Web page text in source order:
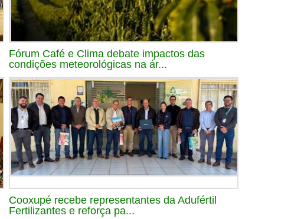
Fórum Café e Clima debate impactos das
condições meteorológicas na ár...
Cooxupé recebe representantes da Adufértil
Fertilizantes e reforça pa...